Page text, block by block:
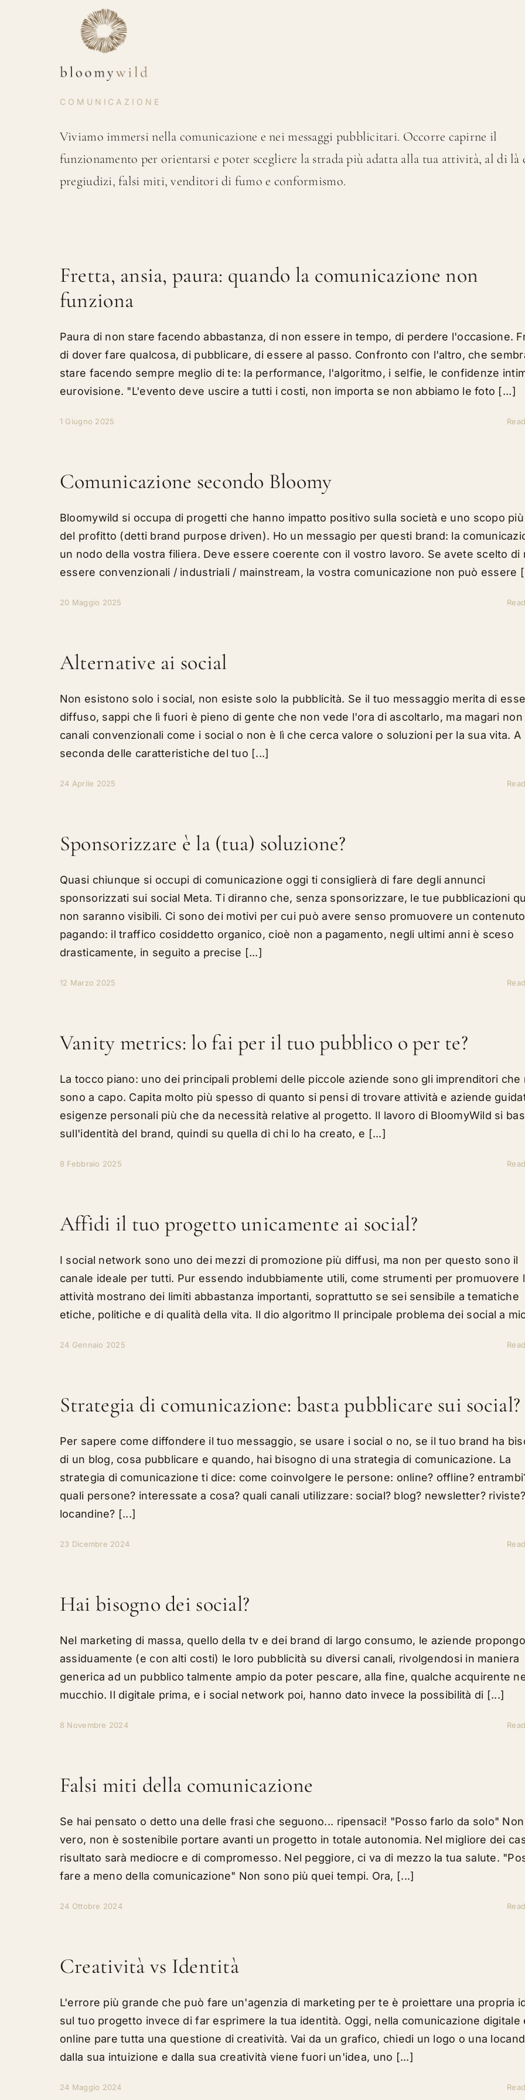
COMUNICAZIONE
Viviamo immersi nella comunicazione e nei messaggi pubblicitari. Occorre capirne il
funzionamento per orientarsi e poter scegliere la strada più adatta alla tua attività, al di là
pregiudizi, falsi miti, venditori di fumo e conformismo.
Fretta, ansia, paura: quando la comunicazione non
funziona
Paura di non stare facendo abbastanza, di non essere in tempo, di perdere l'occasione.
di dover fare qualcosa, di pubblicare, di essere al passo. Confronto con l'altro, che
stare facendo sempre meglio di te: la performance, l'algoritmo, i selfie, le confidenze
eurovisione. "L'evento deve uscire a tutti i costi, non importa se non abbiamo le foto [...]
1 Giugno 2025
Comunicazione secondo Bloomy
Bloomywild si occupa di progetti che hanno impatto positivo sulla società e uno scopo
del profitto (detti brand purpose driven). Ho un messagio per questi brand: la
un nodo della vostra filiera. Deve essere coerente con il vostro lavoro. Se avete scelto di
essere convenzionali / industriali / mainstream, la vostra comunicazione non può essere
20 Maggio 2025
Alternative ai social
Non esistono solo i social, non esiste solo la pubblicità. Se il tuo messaggio merita di
diffuso, sappi che lì fuori è pieno di gente che non vede l'ora di ascoltarlo, ma magari non
canali convenzionali come i social o non è lì che cerca valore o soluzioni per la sua vita. A
seconda delle caratteristiche del tuo [...]
24 Aprile 2025
Sponsorizzare è la (tua) soluzione?
Quasi chiunque si occupi di comunicazione oggi ti consiglierà di fare degli annunci
sponsorizzati sui social Meta. Ti diranno che, senza sponsorizzare, le tue pubblicazioni
non saranno visibili. Ci sono dei motivi per cui può avere senso promuovere un contenuto
pagando: il traffico cosiddetto organico, cioè non a pagamento, negli ultimi anni è sceso
drasticamente, in seguito a precise [...]
12 Marzo 2025
Vanity metrics: lo fai per il tuo pubblico o per te?
La tocco piano: uno dei principali problemi delle piccole aziende sono gli imprenditori che
sono a capo. Capita molto più spesso di quanto si pensi di trovare attività e aziende
esigenze personali più che da necessità relative al progetto. Il lavoro di BloomyWild si
sull'identità del brand, quindi su quella di chi lo ha creato, e [...]
8 Febbraio 2025
Affidi il tuo progetto unicamente ai social?
I social network sono uno dei mezzi di promozione più diffusi, ma non per questo sono il
canale ideale per tutti. Pur essendo indubbiamente utili, come strumenti per promuovere
attività mostrano dei limiti abbastanza importanti, soprattutto se sei sensibile a tematiche
etiche, politiche e di qualità della vita. Il dio algoritmo Il principale problema dei social a
24 Gennaio 2025
Strategia di comunicazione: basta pubblicare sui social?
Per sapere come diffondere il tuo messaggio, se usare i social o no, se il tuo brand ha
di un blog, cosa pubblicare e quando, hai bisogno di una strategia di comunicazione. La
strategia di comunicazione ti dice: come coinvolgere le persone: online? offline?
quali persone? interessate a cosa? quali canali utilizzare: social? blog? newsletter? riviste?
locandine? [...]
23 Dicembre 2024
Hai bisogno dei social?
Nel marketing di massa, quello della tv e dei brand di largo consumo, le aziende
assiduamente (e con alti costi) le loro pubblicità su diversi canali, rivolgendosi in maniera
generica ad un pubblico talmente ampio da poter pescare, alla fine, qualche acquirente
mucchio. Il digitale prima, e i social network poi, hanno dato invece la possibilità di [...]
8 Novembre 2024
Falsi miti della comunicazione
Se hai pensato o detto una delle frasi che seguono... ripensaci! "Posso farlo da solo"
vero, non è sostenibile portare avanti un progetto in totale autonomia. Nel migliore dei
risultato sarà mediocre e di compromesso. Nel peggiore, ci va di mezzo la tua salute.
fare a meno della comunicazione" Non sono più quei tempi. Ora, [...]
24 Ottobre 2024
Creatività vs Identità
L'errore più grande che può fare un'agenzia di marketing per te è proiettare una propria
sul tuo progetto invece di far esprimere la tua identità. Oggi, nella comunicazione digitale
online pare tutta una questione di creatività. Vai da un grafico, chiedi un logo o una
dalla sua intuizione e dalla sua creatività viene fuori un'idea, uno [...]
24 Maggio 2024